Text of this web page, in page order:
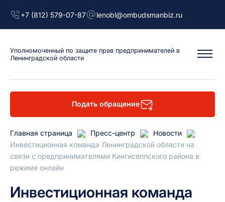
+7 (812) 579-07-87 lenobl@ombudsmanbiz.ru
Уполномоченный по защите прав предпринимателей в
Ленинградской области
Подать обращение
Главная страница Пресс-центр
Новости
Инвестиционная команда Ленинградской области на
связи с предпринимателями Кингисеппского района в
режиме онлайн
Инвестиционная команда